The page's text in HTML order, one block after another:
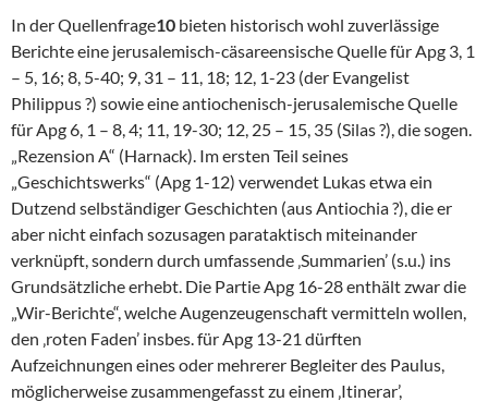
In der Quellenfrage10 bieten historisch wohl zuverlässige
Berichte eine jerusalemisch-cäsareensische Quelle für Apg 3, 1
– 5, 16; 8, 5-40; 9, 31 – 11, 18; 12, 1-23 (der Evangelist
Philippus ?) sowie eine antiochenisch-jerusalemische Quelle
für Apg 6, 1 – 8, 4; 11, 19-30; 12, 25 – 15, 35 (Silas ?), die sogen.
„Rezension A“ (Harnack). Im ersten Teil seines
„Geschichtswerks“ (Apg 1-12) verwendet Lukas etwa ein
Dutzend selbständiger Geschichten (aus Antiochia ?), die er
aber nicht einfach sozusagen parataktisch miteinander
verknüpft, sondern durch umfassende ‚Summarien’ (s.u.) ins
Grundsätzliche erhebt. Die Partie Apg 16-28 enthält zwar die
„Wir-Berichte“, welche Augenzeugenschaft vermitteln wollen,
den ‚roten Faden’ insbes. für Apg 13-21 dürften
Aufzeichnungen eines oder mehrerer Begleiter des Paulus,
möglicherweise zusammengefasst zu einem ‚Itinerar’,